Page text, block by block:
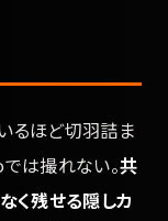
るほど切羽詰ま
は撮れない。共
く残せる隠しカ